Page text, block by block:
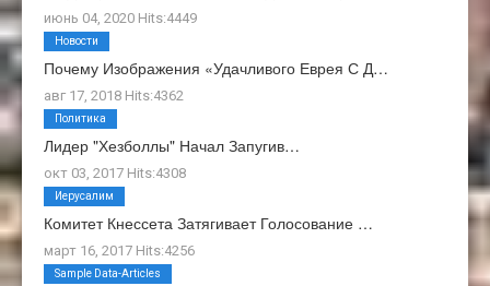
июнь 04, 2020 Hits:4449
Почему Изображения «Удачливого Еврея С Д…
авг 17, 2018 Hits:4362
Новости
Лидер "Хезболлы" Начал Запугив…
окт 03, 2017 Hits:4308
Политика
Комитет Кнессета Затягивает Голосование …
март 16, 2017 Hits:4256
Иерусалим
О Нас
Sample Data-Articles